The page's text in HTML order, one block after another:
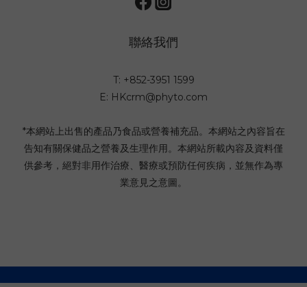
聯絡我們
T: +852-3951 1599
E: HKcrm@phyto.com
*本網站上出售的產品乃食品或營養補充品。本網站之內容旨在
告知有關保健品之營養及生理作用。本網站所載內容及資料僅
供參考，絕對非用作治療、醫療或預防任何疾病，並無作為專
業意見之意圖。